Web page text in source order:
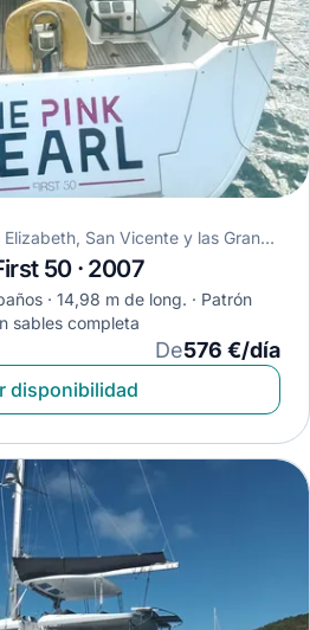
Bequia Marina, Puerto Elizabeth, San Vicente y las Granadinas
50 · 2007
14,98 m de long.
Patrón
sables completa
De576 €/día
disponibilidad